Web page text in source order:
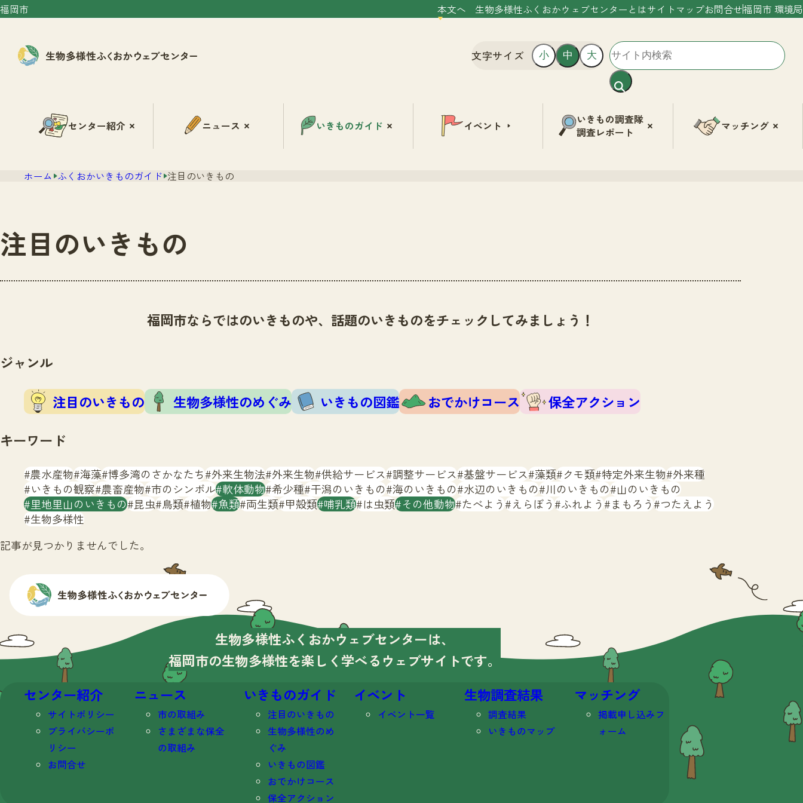
福岡市 本文へ 生物多様性ふくおかウェブセンターとはサイトマップお問合せ福岡市 環境局
文字サイズ 小 中 大
センター紹介 ニュース いきものガイド イベント
いきもの調査隊
調査レポート
マッチング
ホーム ふくおかいきものガイド 注目のいきもの
注目のいきもの
福岡市ならではのいきものや、話題のいきものをチェックしてみましょう！
ジャンル
注目のいきもの 生物多様性のめぐみ いきもの図鑑 おでかけコース
保全アクション
キーワード
農水産物 海藻 博多湾のさかなたち 外来生物法 外来生物 供給サービス 調整サービス 基盤サービス 藻類 クモ類 特定外来生物 外来種
いきもの観察 農畜産物 市のシンボル 軟体動物 希少種 干潟のいきもの 海のいきもの 水辺のいきもの 川のいきもの 山のいきもの
里地里山のいきもの 昆虫 鳥類 植物 魚類 両生類 甲殻類 哺乳類 は虫類 その他動物 たべよう えらぼう ふれよう まもろう つたえよう
生物多様性
記事が見つかりませんでした。
生物多様性ふくおかウェブセンターは、
福岡市の生物多様性を楽しく学べる ウェブサイトです。
センター紹介
サイトポリシー
プライバシーポ
リシー
お問合せ
ニュース
市の取組み
さまざまな保全
の取組み
いきものガイド
注目のいきもの
生物多様性のめ
ぐみ
いきもの図鑑
おでかけコース
保全アクション
イベント
イベント一覧
生物調査結果
調査結果
いきものマップ
マッチング
掲載申し込みフ
ォーム